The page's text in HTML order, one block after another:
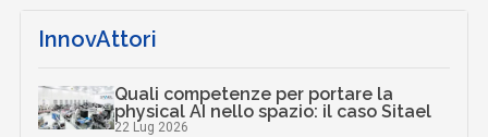
InnovAttori
Quali competenze per portare la
physical AI nello spazio: il caso Sitael
22 Lug 2026